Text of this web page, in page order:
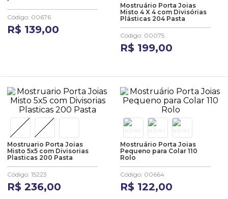
Código: 00676
R$ 139,00
Mostruário Porta Joias
Misto 4 X 4 com Divisórias
Plásticas 204 Pasta
Código: 00075
R$ 199,00
Mostruario Porta Joias
Misto 5x5 com Divisorias
Plasticas 200 Pasta
Código: 15223
R$ 236,00
Mostruário Porta Joias
Pequeno para Colar 110
Rolo
Código: 00664
R$ 122,00